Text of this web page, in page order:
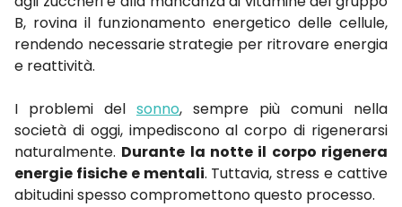
B, rovina il funzionamento energetico delle cellule,
rendendo necessarie strategie per ritrovare energia
e reattività.
I problemi del sonno, sempre più comuni nella
società di oggi, impediscono al corpo di rigenerarsi
naturalmente. Durante la notte il corpo rigenera
energie fisiche e mentali. Tuttavia, stress e cattive
abitudini spesso compromettono questo processo.